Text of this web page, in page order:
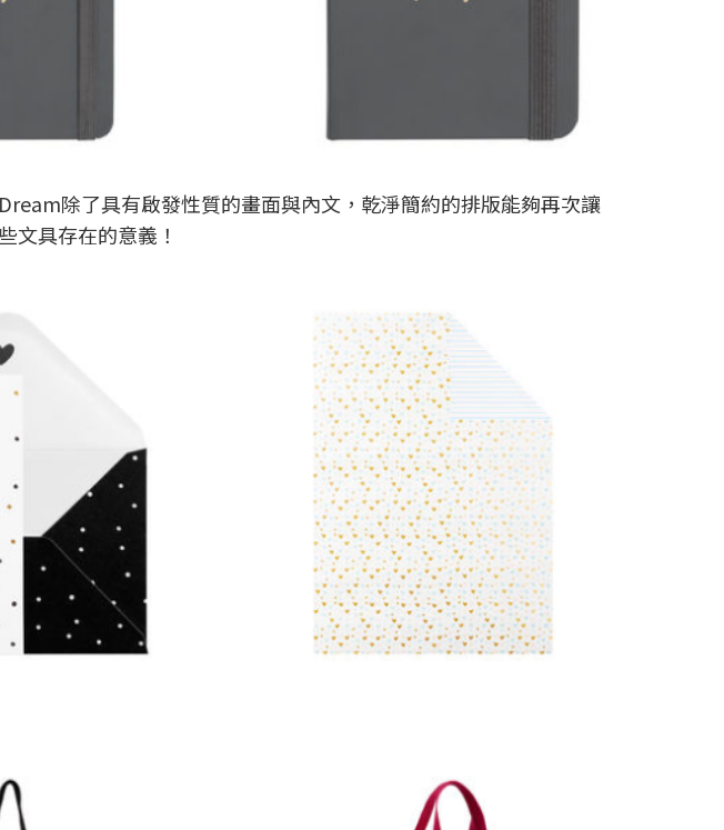
除了具有啟發性質的畫面與內文，乾淨簡約的排版能夠再次讓
文具存在的意義！